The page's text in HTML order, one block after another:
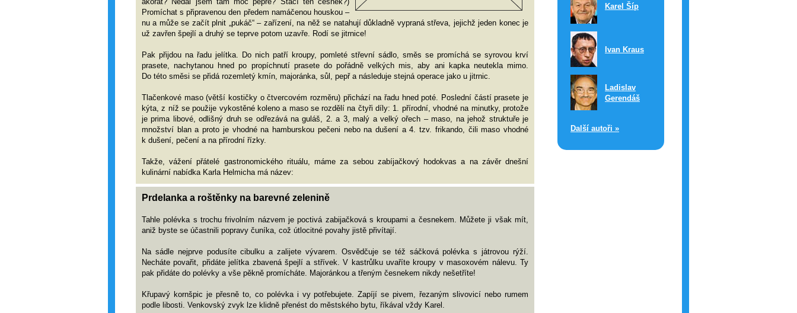
Promíchat s připravenou den předem namáčenou houskou –
nu a může se začít plnit „pukáč“ – zařízení, na něž se natahují důkladně vypraná střeva, jejichž jeden konec je
už zavřen špejlí a druhý se teprve potom uzavře. Rodí se jitrnice!
Pak přijdou na řadu jelítka. Do nich patří kroupy, pomleté střevní sádlo, směs se promíchá se syrovou krví
prasete, nachytanou hned po propíchnutí prasete do pořádně velkých mis, aby ani kapka neutekla mimo.
Do této směsi se přidá rozemletý kmín, majoránka, sůl, pepř a následuje stejná operace jako u jitrnic.
Tlačenkové maso (větší kostičky o čtvercovém rozměru) přichází na řadu hned poté. Poslední částí prasete je
kýta, z níž se použije vykostěné koleno a maso se rozdělí na čtyři díly: 1. přírodní, vhodné na minutky, protože
je prima libové, odlišný druh se odřezává na guláš, 2. a 3, malý a velký ořech – maso, na jehož struktuře je
množství blan a proto je vhodné na hamburskou pečeni nebo na dušení a 4. tzv. frikando, čili maso vhodné
k dušení, pečení a na přírodní řízky.
Takže, vážení přátelé gastronomického rituálu, máme za sebou zabíjačkový hodokvas a na závěr dnešní
kulinární nabídka Karla Helmicha má název:
Prdelanka a roštěnky na barevné zelenině
Tahle polévka s trochu frivolním názvem je poctivá zabijačková s kroupami a česnekem. Můžete ji však mít,
aniž byste se účastnili popravy čuníka, což útlocitné povahy jistě přivítají.
Na sádle nejprve podusíte cibulku a zalijete vývarem. Osvědčuje se též sáčková polévka s játrovou rýží.
Necháte povařit, přidáte jelítka zbavená špejlí a střívek. V kastrůlku uvaříte kroupy v masoxovém nálevu. Ty
pak přidáte do polévky a vše pěkně promícháte. Majoránkou a třeným česnekem nikdy nešetříte!
Křupavý kornšpic je přesně to, co polévka i vy potřebujete. Zapíjí se pivem, řezaným slivovicí nebo rumem
podle libosti. Venkovský zvyk lze klidně přenést do městského bytu, říkával vždy Karel.
Karel Šíp
Ivan Kraus
Ladislav
Gerendáš
Další autoři »